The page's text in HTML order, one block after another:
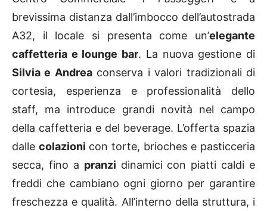
brevissima distanza dall’imbocco dell’autostrada
A32, il locale si presenta come un’elegante
caffetteria e lounge bar. La nuova gestione di
Silvia e Andreaconserva i valori tradizionali di
cortesia, esperienza e professionalità dello
staff, ma introduce grandi novità nel campo
della caffetteria e del beverage. L’offerta spazia
dalle colazioni con torte, brioches e pasticceria
secca, fino a pranzi dinamici con piatti caldi e
freddi che cambiano ogni giorno per garantire
freschezza e qualità. All’interno della struttura, i